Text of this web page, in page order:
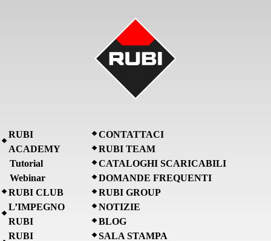
RUBI
ACADEMY
Tutorial
Webinar
RUBI CLUB
L’IMPEGNO
RUBI
RUBI
CONTATTACI
RUBI TEAM
CATALOGHI SCARICABILI
DOMANDE FREQUENTI
RUBI GROUP
NOTIZIE
BLOG
SALA STAMPA